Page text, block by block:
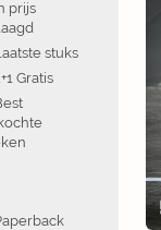
prijs
stuks
Gratis